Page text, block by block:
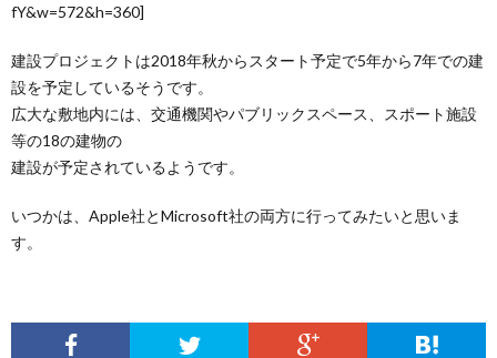
fY&w=572&h=360]
建設プロジェクトは2018年秋からスタート予定で5年から7年での建
設を予定しているそうです。
広大な敷地内には、交通機関やパブリックスペース、スポート施設
等の18の建物の
建設が予定されているようです。
いつかは、Apple社とMicrosoft社の両方に行ってみたいと思いま
す。